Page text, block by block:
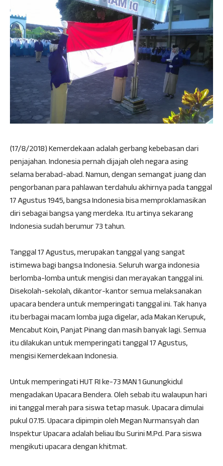
(17/8/2018) Kemerdekaan adalah gerbang kebebasan dari
penjajahan. Indonesia pernah dijajah oleh negara asing
selama berabad-abad. Namun, dengan semangat juang dan
pengorbanan para pahlawan terdahulu akhirnya pada tanggal
17 Agustus 1945, bangsa Indonesia bisa memproklamasikan
diri sebagai bangsa yang merdeka. Itu artinya sekarang
Indonesia sudah berumur 73 tahun.
Tanggal 17 Agustus, merupakan tanggal yang sangat
istimewa bagi bangsa Indonesia. Seluruh warga indonesia
berlomba-lomba untuk mengisi dan merayakan tanggal ini.
Disekolah-sekolah, dikantor-kantor semua melaksanakan
upacara bendera untuk memperingati tanggal ini. Tak hanya
itu berbagai macam lomba juga digelar, ada Makan Kerupuk,
Mencabut Koin, Panjat Pinang dan masih banyak lagi. Semua
itu dilakukan untuk memperingati tanggal 17 Agustus,
mengisi Kemerdekaan Indonesia.
Untuk memperingati HUT RI ke-73 MAN 1 Gunungkidul
mengadakan Upacara Bendera. Oleh sebab itu walaupun hari
ini tanggal merah para siswa tetap masuk. Upacara dimulai
pukul 07.15. Upacara dipimpin oleh Megan Nurmansyah dan
Inspektur Upacara adalah beliau Ibu Surini M.Pd. Para siswa
mengikuti upacara dengan khitmat.